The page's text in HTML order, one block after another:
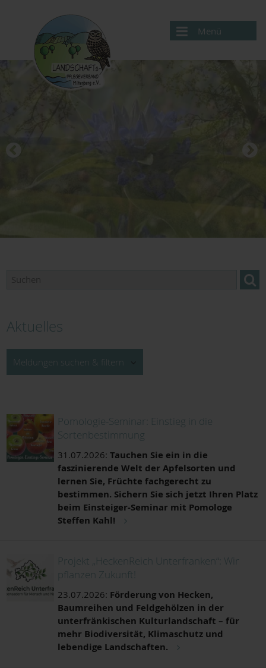
Menü
Aktuelles
Service
Aktuelles
Meldungen suchen & filtern
Zeitraum von:
Zeitraum bis:
Pomologie-Seminar: Einstieg in die
Sortenbestimmung
31.07.2026:Tauchen Sie ein in die
faszinierende Welt der Apfelsorten und
lernen Sie, Früchte fachgerecht zu
bestimmen. Sichern Sie sich jetzt Ihren Platz
beim Einsteiger-Seminar mit Pomologe
Steffen Kahl!
Projekt „HeckenReich Unterfranken“: Wir
pflanzen Zukunft!
23.07.2026: Förderung von Hecken,
Baumreihen und Feldgehölzen in der
unterfränkischen Kulturlandschaft – für
mehr Biodiversität, Klimaschutz und
lebendige Landschaften.